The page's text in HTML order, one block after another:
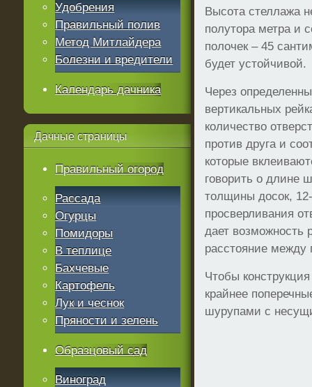
Высота стеллажа
полутора метра и
полочек – 45
будет устойчивой.
Через
вертикальных
количество
против друга и
которые
говорить о длине
толщины досок,
просверливания
дает возможность
расстояние между
Чтобы
крайнее
шурупами с
Удобрения
Правильный полив
Метод Митлайдера
Болезни и вредители
Календарь дачника
Дачные страницы
Правильный огород
Рассада
Огурцы
Помидоры
В теплице
Бахчевые
Картофель
Лук и чеснок
Пряности и зелень
Образцовый сад
Виноград